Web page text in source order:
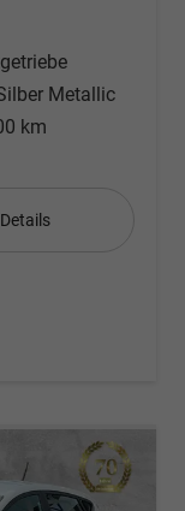
Metallic
km
Details